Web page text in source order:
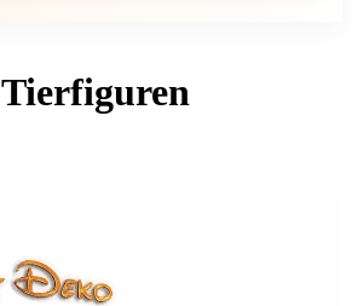
Tierfiguren